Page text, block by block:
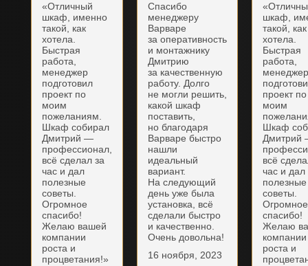
«Отличный
шкаф, именно
такой, как
хотела.
Быстрая
работа,
менеджер
подготовил
проект по
моим
пожеланиям.
Шкаф собирал
Дмитрий —
профессионал,
всё сделал за
час и дал
полезные
советы.
Огромное
спасибо!
Желаю вашей
компании
роста и
процветания!»
Спасибо
менеджеру
Варваре
за оперативность
и монтажнику
Дмитрию
за качественную
работу. Долго
не могли решить,
какой шкаф
поставить,
но благодаря
Варваре быстро
нашли
идеальный
вариант.
На следующий
день уже была
установка, всё
сделали быстро
и качественно.
Очень довольна!
16 ноября, 2023
шкаф,
такой, как
хотела.
Быстрая
работа,
проект по
моим
Шкаф
Дмитрий
всё
час и дал
полезные
советы.
Огромное
спасибо!
Желаю
компании
роста и